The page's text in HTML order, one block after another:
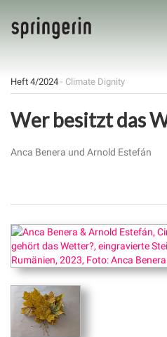
Heft 4/2024 - Climate Dignity
Wer besitzt das
Anca Benera und Arnold Estefán